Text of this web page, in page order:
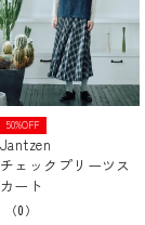
50%OFF
Jantzen
チェックプリーツス
カート
（0）